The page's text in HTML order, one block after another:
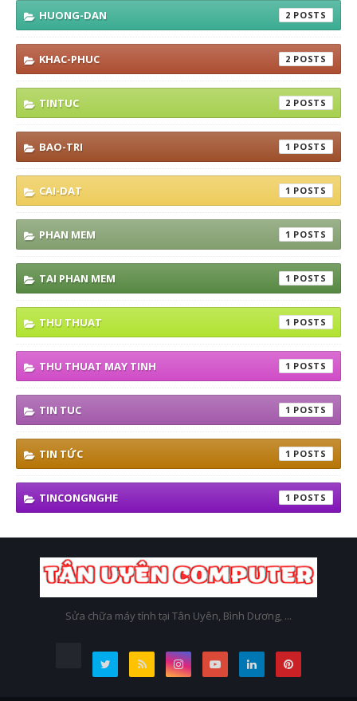
HUONG-DAN 2
KHAC-PHUC 2
TINTUC 2
BAO-TRI 1
CAI-DAT 1
PHAN MEM 1
TAI PHAN MEM 1
THU THUAT 1
THU THUAT MAY TINH 1
TIN TUC 1
TIN TỨC 1
TINCONGNGHE 1
Sửa chữa máy tính tại Tân Uyên, Bình Dương, ...